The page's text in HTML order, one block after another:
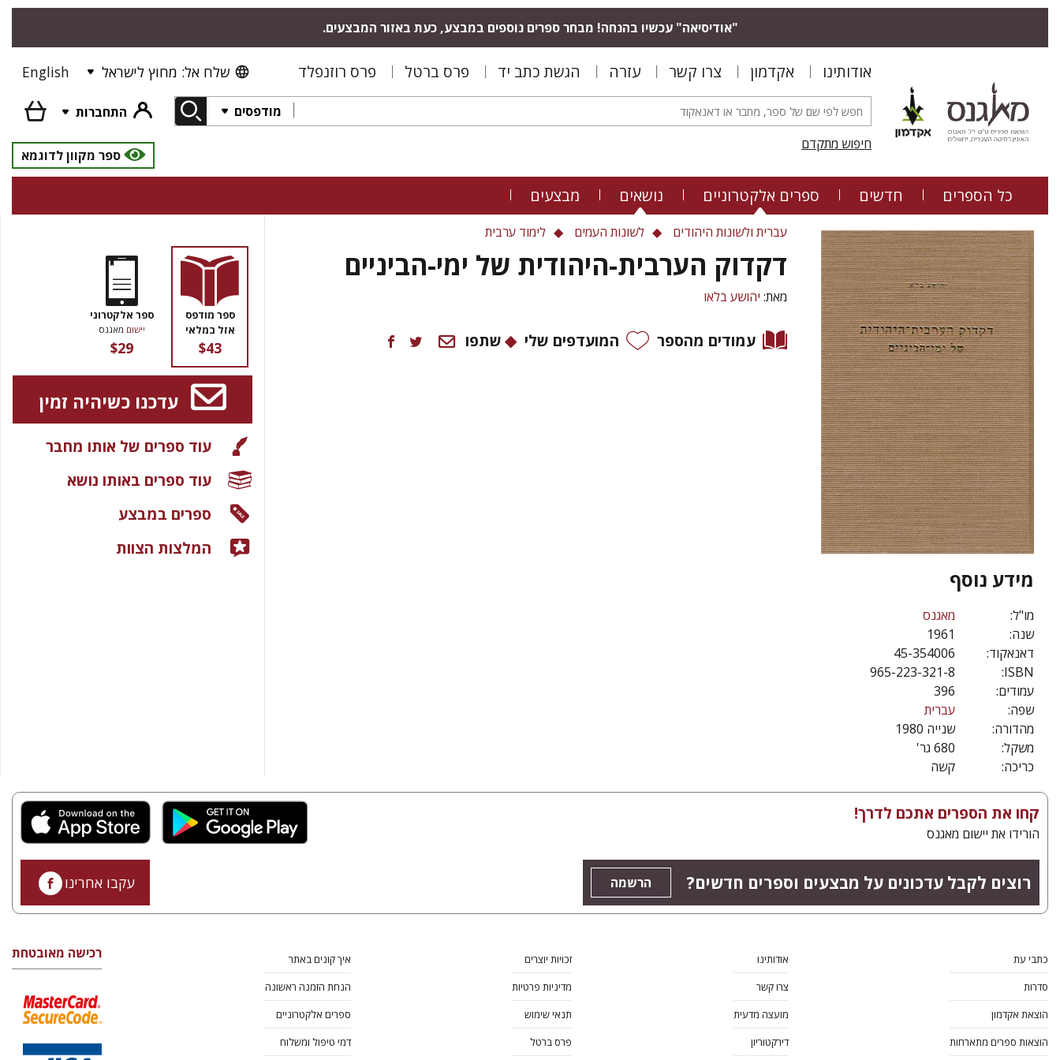
"אודיסיאה" עכשיו בהנחה! מבחר ספרים נוספים במבצע, כעת באזור המבצעים.
אודותינו אקדמון צרו קשר עזרה הגשת כתב יד פרס ברטל פרס רוזנפלד שלח אל: מחוץ לישראל English
מודפסים
התחברות
חיפוש מתקדם
ספר מקוון לדוגמא
כל הספרים חדשים ספרים אלקטרוניים נושאים מבצעים
מידע נוסף
מו"ל:
מאגנס
שנה:
1961
דאנאקוד:
45-354006
ISBN:
965-223-321-8
עמודים:
396
שפה:
עברית
מהדורה:
שנייה 1980
משקל:
680 גר'
כריכה:
קשה
עברית ולשונות היהודים לשונות העמים לימוד ערבית
דקדוק הערבית-היהודית של ימי-הביניים
מאת: יהושע בלאו
עמודים מהספר המועדפים שלי שתפו
ספר מודפס
אזל במלאי
$43
ספר אלקטרוני
יישום מאגנס
$29
עדכנו כשיהיה זמין
עוד ספרים של אותו מחבר
עוד ספרים באותו נושא
ספרים במבצע
המלצות הצוות
קחו את הספרים אתכם לדרך!
הורידו את יישום מאגנס
רוצים לקבל עדכונים על מבצעים וספרים חדשים? הרשמה עקבו אחרינו
כתבי עת
סדרות
הוצאת אקדמון
הוצאות ספרים מתארחות
אודותינו
צרו קשר
מועצה מדעית
דירקטוריון
זכויות יוצרים
מדיניות פרטיות
תנאי שימוש
פרס ברטל
איך קונים באתר
הנחת הזמנה ראשונה
ספרים אלקטרוניים
דמי טיפול ומשלוח
רכישה מאובטחת